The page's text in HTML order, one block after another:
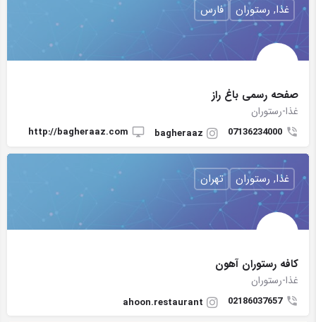
صفحه رسمی باغ راز
غذا-رستوران
07136234000
bagheraaz
http://bagheraaz.com
غذا, رستوران فارس
كافه رستوران آهون
غذا-رستوران
02186037657
ahoon.restaurant
غذا, رستوران تهران